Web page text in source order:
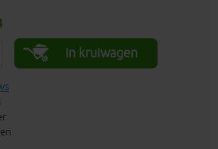
In kruiwagen